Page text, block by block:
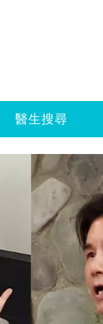
醫生搜尋